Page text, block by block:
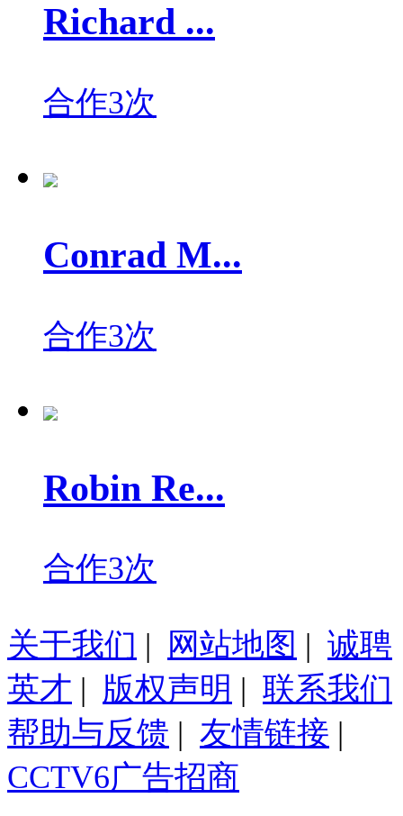
Richard ...
合作3次
Conrad M...
合作3次
Robin Re...
合作3次
关于我们 | 网站地图 | 诚聘
英才 | 版权声明 | 联系我们
帮助与反馈 | 友情链接 |
CCTV6广告招商